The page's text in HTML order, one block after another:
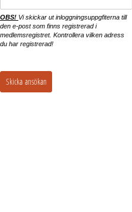
OBS! Vi skickar ut inloggningsuppgfiterna till
den e-post som finns registrerad i
medlemsregistret. Kontrollera vilken adress
du har registrerad!
Skicka ansökan